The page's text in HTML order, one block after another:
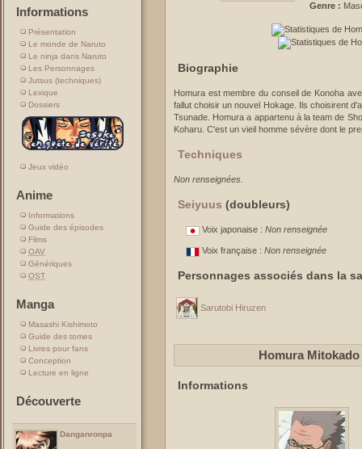
Informations
Présentation
Le monde de Naruto
Le ninja dans Naruto
Les Personnages
Jutsus (techniques)
Lexique
Dossiers
Jeux vidéo
Anime
Informations
Guide des épisodes
Films
OAV
Génériques
OST
Manga
Masashi Kishimoto
Guide des tomes
Livres pour fans
Conception
Lecture en ligne
Découverte
Danganronpa
Genre :
Biographie
Homura est membre du conseil de Konoha
fallut choisir un nouvel Hokage. Ils choisirent
Tsunade. Homura a appartenu à la team de
Koharu. C'est un vieil homme sévère dont le
Techniques
Non renseignées.
Seiyuus (doubleurs)
Voix japonaise : Non renseignée
Voix française : Non renseignée
Personnages associés dans la
Sarutobi Hiruzen
Homura
Informations